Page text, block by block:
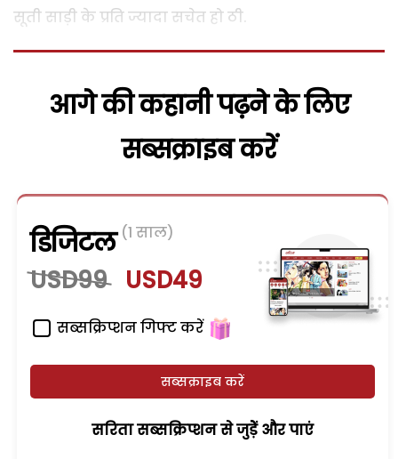
सूती साड़ी के प्रति ज्यादा सचेत हो ठी.
आगे की कहानी पढ़ने के लिए
सब्सक्राइब करें
डिजिटल (1 साल)
USD99 USD49
सब्सक्रिप्शन गिफ्ट करें
सब्सक्राइब करें
सरिता सब्सक्रिप्शन से जुड़ेें और पाएं